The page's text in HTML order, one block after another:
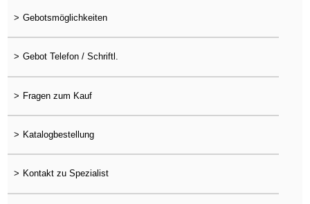
> Gebotsmöglichkeiten
> Gebot Telefon / Schriftl.
> Fragen zum Kauf
> Katalogbestellung
> Kontakt zu Spezialist